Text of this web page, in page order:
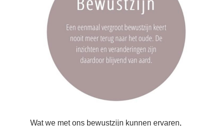
Wat we met ons bewustzijn kunnen ervaren,